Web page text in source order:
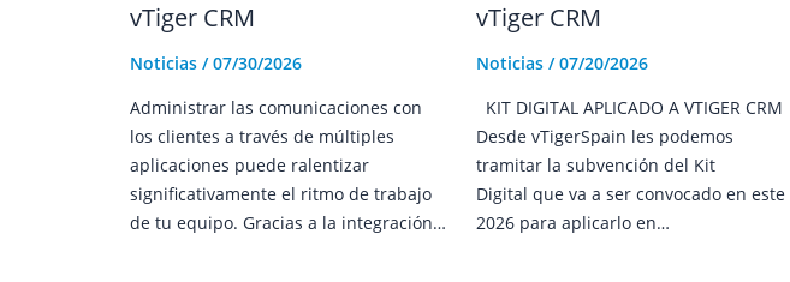
vTiger CRM
Noticias /07/30/2026
Administrar las comunicaciones con
los clientes a través de múltiples
aplicaciones puede ralentizar
significativamente el ritmo de trabajo
de tu equipo. Gracias a la integración…
vTiger CRM
Noticias /07/20/2026
KIT DIGITAL APLICADO A VTIGER CRM
Desde vTigerSpain les podemos
tramitar la subvención del Kit
Digital que va a ser convocado en este
2026 para aplicarlo en…